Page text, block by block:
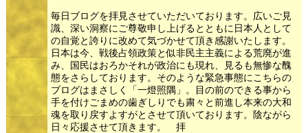
毎日ブログを拝見させていただいております。広いご見
識、深い洞察にご尊敬申し上げるとともに日本人として
の自覚と誇りに改めて気づかせて頂き感謝いたします。
日本は今、戦後占領政策と似非民主主義による荒廃が進
み、国民はおろかそれが政治にも現れ、見るも無惨な醜
態をさらしております。そのような緊急事態にこちらの
ブログはまさしく「一燈照隅」。目の前のできる事から
手を付けごまめの歯ぎしりでも粛々と前進し本来の大和
魂を取り戻すよすがとさせて頂いております。陰ながら
日々応援させて頂きます。 拝